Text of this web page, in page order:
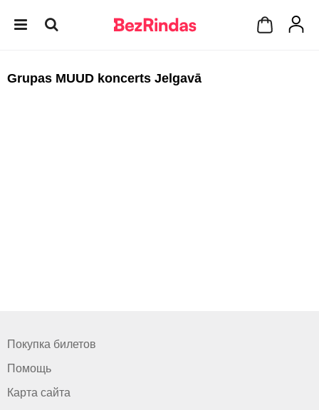
Grupas MUUD koncerts Jelgavā
Покупка билетов
Помощь
Карта сайта